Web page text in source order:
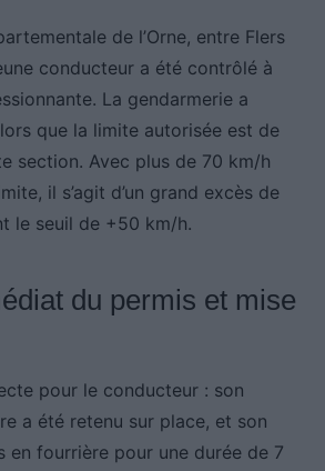
de l’Orne, entre Flers
conducteur a été contrôlé à
La gendarmerie a
que la limite autorisée est de
section. Avec plus de 70 km/h
il s’agit d’un grand excès de
le seuil de +50 km/h.
du permis et mise
pour le conducteur : son
a été retenu sur place, et son
en fourrière pour une durée de 7